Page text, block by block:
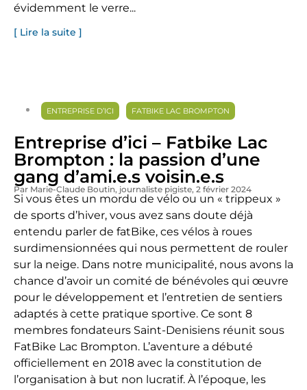
évidemment le verre...
[ Lire la suite ]
ENTREPRISE D’ICI FATBIKE LAC BROMPTON
Entreprise d’ici – Fatbike Lac
Brompton : la passion d’une
gang d’ami.e.s voisin.e.s
Par Marie-Claude Boutin, journaliste pigiste, 2 février 2024
Si vous êtes un mordu de vélo ou un « trippeux »
de sports d’hiver, vous avez sans doute déjà
entendu parler de fatBike, ces vélos à roues
surdimensionnées qui nous permettent de rouler
sur la neige. Dans notre municipalité, nous avons la
chance d’avoir un comité de bénévoles qui œuvre
pour le développement et l’entretien de sentiers
adaptés à cette pratique sportive. Ce sont 8
membres fondateurs Saint-Denisiens réunit sous
FatBike Lac Brompton. L’aventure a débuté
officiellement en 2018 avec la constitution de
l’organisation à but non lucratif. À l’époque, les